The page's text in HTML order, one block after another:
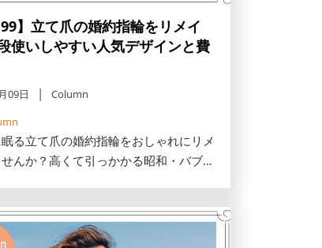
】立て爪の婚約指輪をリメイ
使いしやすい人気デザインと費
09日
Column
る立て爪の婚約指輪をおしゃれにリメ
んか？高くて引っかかる昭和・バブル
場や地金下取りで安く抑えるコツも紹